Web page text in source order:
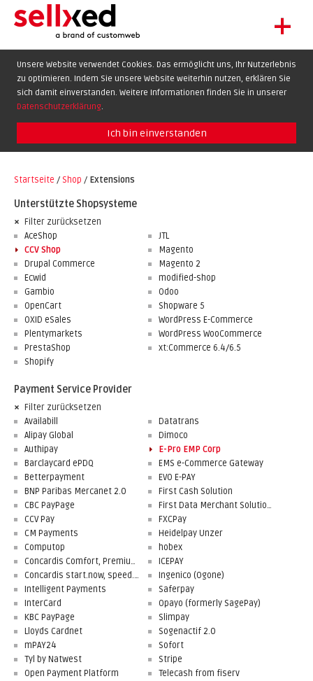
+
DE EN
EXTENSIONS
SHOWCASE
SUPPORT
ABOUT
Unsere Website verwendet Cookies. Das ermöglicht uns, Ihr Nutzerlebnis
zu optimieren. Indem Sie unsere Website weiterhin nutzen, erklären Sie
sich damit einverstanden. Weitere Informationen finden Sie in unserer
Datenschutzerklärung.
Ich bin einverstanden
Startseite / Shop / Extensions
Unterstützte Shopsysteme
Filter zurücksetzen
AceShop
CCV Shop
Drupal Commerce
Ecwid
Gambio
JTL
Magento
Magento 2
modified-shop
Odoo
OpenCart
OXID eSales
Plentymarkets
PrestaShop
Shopify
Shopware 5
WordPress E-Commerce
WordPress WooCommerce
xt:Commerce 6.4/6.5
Payment Service Provider
Filter zurücksetzen
Availabill
Alipay Global
Authipay
Barclaycard ePDQ
Betterpayment
BNP Paribas Mercanet 2.0
CBC PayPage
CCV Pay
CM Payments
Computop
Concardis Comfort, Premium, Professional
Concardis start.now, speed.up, flex.pro
Datatrans
Dimoco
E-Pro EMP Corp
EMS e-Commerce Gateway
EVO E-PAY
First Cash Solution
First Data Merchant Solutions
FXCPay
Heidelpay Unzer
hobex
ICEPAY
Ingenico (Ogone)
Intelligent Payments
InterCard
KBC PayPage
Lloyds Cardnet
mPAY24
Tyl by Natwest
Open Payment Platform
Saferpay
Opayo (formerly SagePay)
Slimpay
Sogenactif 2.0
Sofort
Stripe
Telecash from fiserv